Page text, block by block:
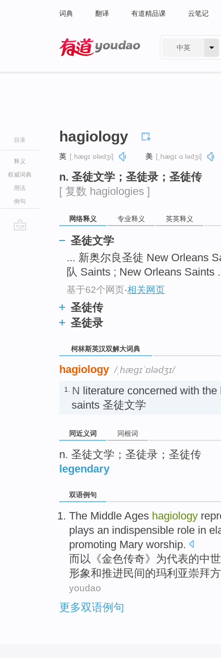
词典 翻译 有道精品课 云笔记
中英
目录
释义
权威词典
用法
例句
hagiology
英 [ˌhæɡɪˈɒlədʒi] 美 [ˌhæɡɪˈɑːlədʒi]
n. 圣徒文学；圣徒录；圣徒传
[ 复数 hagiologies ]
网络释义 专业释义 英英释义
圣徒文学
... 新奥尔良圣徒 New Orleans
队 Saints ; New Orleans Saints
基于62个网页-相关网页
圣徒传
圣徒录
柯林斯英汉双解大词典
hagiology /ˌhæɡɪˈɒlədʒɪ/
1. N literature concerned with
saints 圣徒文学
同近义词 同根词
n. 圣徒文学；圣徒录；圣徒传
legendary
双语例句
The Middle Ages hagiology
plays an indispensible role in
promoting Mary worship.
而以《金色传奇》 为代表的中
形象和推进民间的玛利亚崇拜
youdao
更多双语例句